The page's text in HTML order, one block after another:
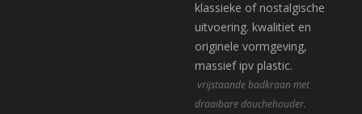
vrijstaande badkraan met
draaibare douchehouder.